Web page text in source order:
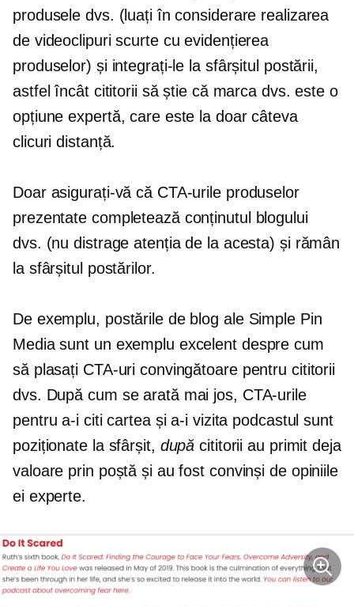
produsele dvs. (luați în considerare realizarea
de videoclipuri scurte cu evidențierea
produselor) și integrați-le la sfârșitul postării,
astfel încât cititorii să știe că marca dvs. este o
opțiune expertă, care este la doar câteva
clicuri distanță.
Doar asigurați-vă că CTA-urile produselor
prezentate completează conținutul blogului
dvs. (nu distrage atenția de la acesta) și rămân
la sfârșitul postărilor.
De exemplu, postările de blog ale Simple Pin
Media sunt un exemplu excelent despre cum
să plasați CTA-uri convingătoare pentru cititorii
dvs. După cum se arată mai jos, CTA-urile
pentru a-i citi cartea și a-i vizita podcastul sunt
poziționate la sfârșit, după cititorii au primit deja
valoare prin poștă și au fost convinși de opiniile
ei experte.